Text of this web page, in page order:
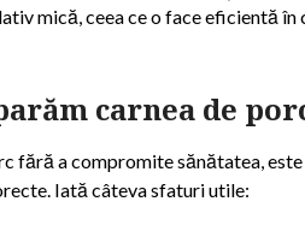
mică, ceea ce o face eficientă
carnea de
fără a compromite sănătatea,
Iată câteva sfaturi utile: